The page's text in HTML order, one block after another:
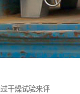
干燥试验来评